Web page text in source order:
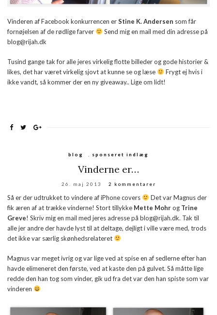
Vinderen af Facebook konkurrencen erStine K. Andersen som får
fornøjelsen af de rødlige farver
Send mig en mail med din adresse på
blog@rijah.dk
Tusind gange tak for alle jeres virkelig flotte billeder og gode historier &
likes, det har været virkelig sjovt at kunne se og læse
Frygt ej hvis i
ikke vandt, så kommer der en ny giveaway.. Lige om lidt!
blog sponseret indlæg
Vinderne er…
26. maj 2013 2 kommentarer
Så er der udtrukket to vindere af iPhone covers
Det var Magnus der
fik æren af at trække vinderne! Stort tillykke Mette Mohrog Trine
Greve! Skriv mig en mail med jeres adresse på blog@rijah.dk. Tak til
alle jer andre der havde lyst til at deltage, dejligt i ville være med, trods
det ikke var særlig skønhedsrelateret
Magnus var meget ivrig og var lige ved at spise en af sedlerne efter han
havde elimeneret den første, ved at kaste den på gulvet. Så måtte lige
redde den han tog som vinder, gik ud fra det var den han spiste som var
vinderen